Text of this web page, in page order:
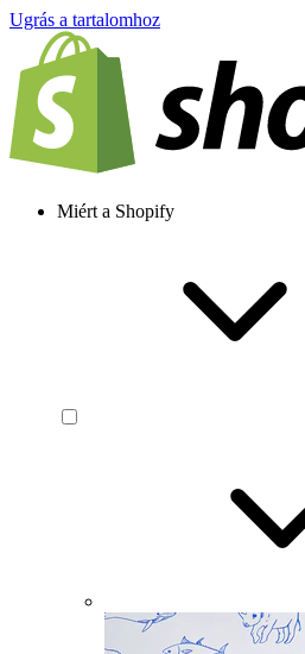
Ugrás a tartalomhoz
Miért a Shopify